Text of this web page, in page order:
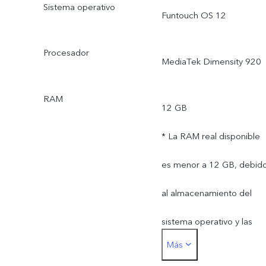
Sistema operativo
Funtouch OS 12
Procesador
MediaTek Dimensity 920
RAM
12 GB
* La RAM real disponible
es menor a 12 GB,
al almacenamiento del
sistema operativo y las
aplicaciones
Más